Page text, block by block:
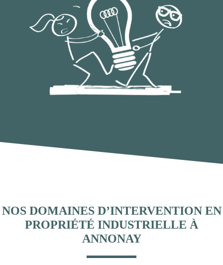
NOS DOMAINES D’INTERVENTION EN
PROPRIÉTÉ INDUSTRIELLE À
ANNONAY